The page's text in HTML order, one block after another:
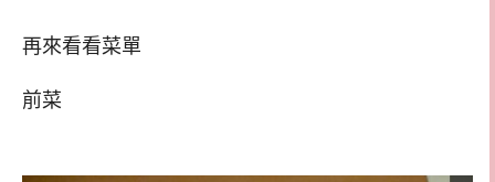
再來看看菜單
前菜